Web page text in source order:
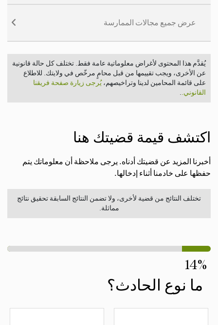
عرض جميع مجالات الممارسة
يُقدَّم هذا المحتوى لأغراض معلوماتية عامة فقط. تختلف كل حالة قانونية
عن الأخرى، ويجب تقييمها من قبل محامٍ مرخّص في ولايتك. للاطلاع
على قائمة المحامين لدينا وتراخيصهم،يُرجى زيارة صفحة فريقنا
القانوني..
اكتشف قيمة قضيتك هنا
أخبرنا المزيد عن قضيتك أدناه. يرجى ملاحظة أن معلوماتك يتم
حفظها على خادمنا أثناء إدخالها.
تختلف النتائج من قضية لأخرى، ولا تضمن النتائج السابقة تحقيق نتائج
مماثلة.
14%
ما نوع الحادث؟